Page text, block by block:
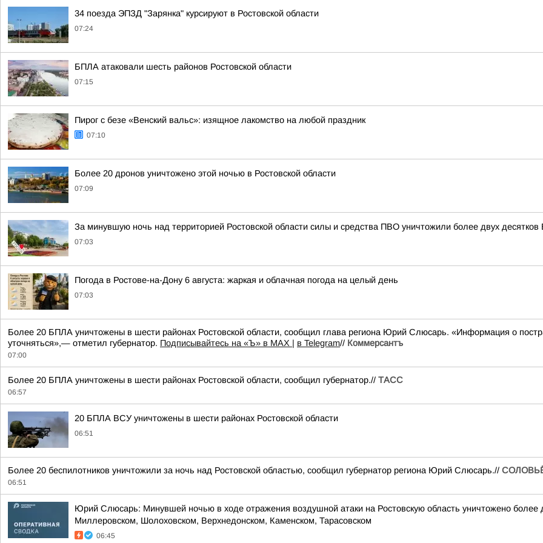
34 поезда ЭПЗД "Зарянка" курсируют в Ростовской области
07:24
БПЛА атаковали шесть районов Ростовской области
07:15
Пирог с безе «Венский вальс»: изящное лакомство на любой праздник
07:10
Более 20 дронов уничтожено этой ночью в Ростовской области
07:09
За минувшую ночь над территорией Ростовской области силы и средства ПВО уничтожили более двух
07:03
Погода в Ростове-на-Дону 6 августа: жаркая и облачная погода на целый день
07:03
Более 20 БПЛА уничтожены в шести районах Ростовской области, сообщил глава региона Юрий Слюсарь. «Информация о
уточняться»,— отметил губернатор. Подписывайтесь на «Ъ» в MAX | в Telegram// Коммерсантъ
07:00
Более 20 БПЛА уничтожены в шести районах Ростовской области, сообщил губернатор.// ТАСС
06:57
20 БПЛА ВСУ уничтожены в шести районах Ростовской области
06:51
Более 20 беспилотников уничтожили за ночь над Ростовской областью, сообщил губернатор региона Юрий Слюсарь.//
06:51
Юрий Слюсарь: Минувшей ночью в ходе отражения воздушной атаки на Ростовскую область уничтожено более
Миллеровском, Шолоховском, Верхнедонском, Каменском, Тарасовском
06:45